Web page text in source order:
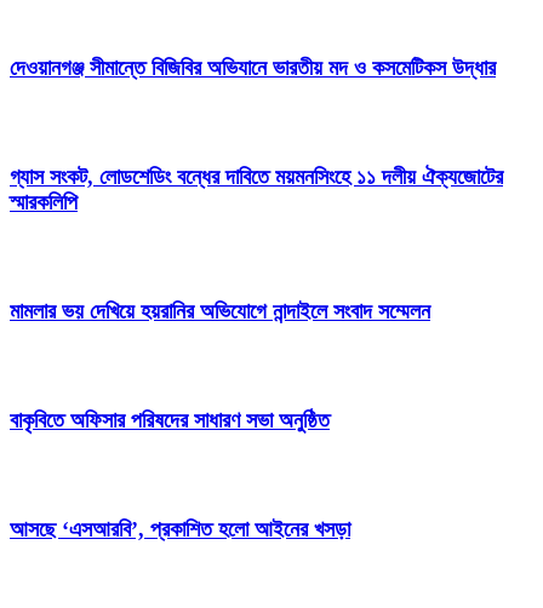
দেওয়ানগঞ্জ সীমান্তে বিজিবির অভিযানে ভারতীয় মদ ও কসমেটিকস উদ্ধার
গ্যাস সংকট, লোডশেডিং বন্ধের দাবিতে ময়মনসিংহে ১১ দলীয় ঐক্যজোটের
স্মারকলিপি
মামলার ভয় দেখিয়ে হয়রানির অভিযোগে নান্দাইলে সংবাদ সম্মেলন
বাকৃবিতে অফিসার পরিষদের সাধারণ সভা অনুষ্ঠিত
আসছে ‘এসআরবি’, প্রকাশিত হলো আইনের খসড়া